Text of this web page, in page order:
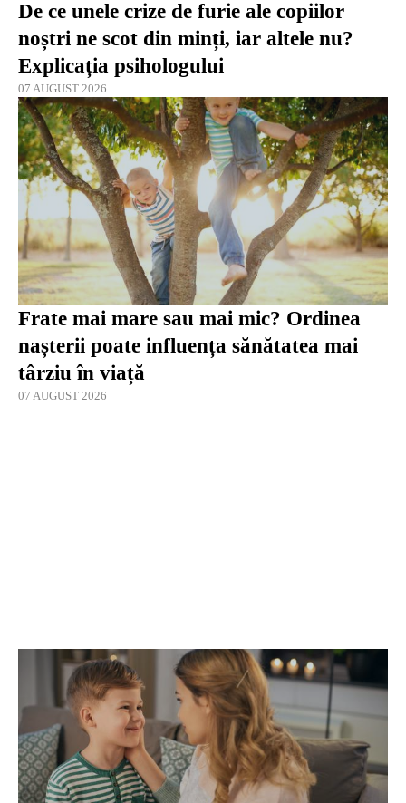
De ce unele crize de furie ale copiilor
noștri ne scot din minți, iar altele nu?
Explicația psihologului
07 AUGUST 2026
Frate mai mare sau mai mic? Ordinea
nașterii poate influența sănătatea mai
târziu în viață
07 AUGUST 2026